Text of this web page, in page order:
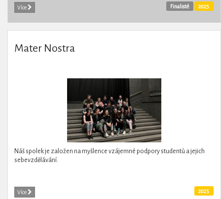
Více 2025
Finalisté
Mater Nostra
Náš spolek je založen na myšlence vzájemné podpory studentů a jejich
sebevzdělávání.
Více 2025